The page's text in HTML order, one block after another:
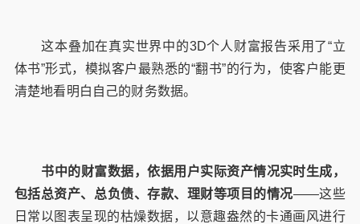
这本叠加在真实世界中的3D个人财富报告采用了“立
体书”形式，模拟客户最熟悉的“翻书”的行为，使客户能更
清楚地看明白自己的财务数据。
书中的财富数据，依据用户实际资产情况实时生成，
包括总资产、总负债、存款、理财等项目的情况——这些
日常以图表呈现的枯燥数据，以意趣盎然的卡通画风进行